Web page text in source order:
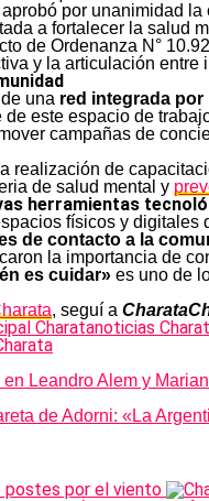
aprobó por unanimidad
a fortalecer la salud
de Ordenanza N°
y la articulación
una red integrada
este espacio de
campañas de
realización de
de salud mental y
herramientas
físicos y
de contacto a la
la importancia de
es cuidar» es uno de
, seguí a
Charatanoticias
Leandro Alem y
de Adorni: «La